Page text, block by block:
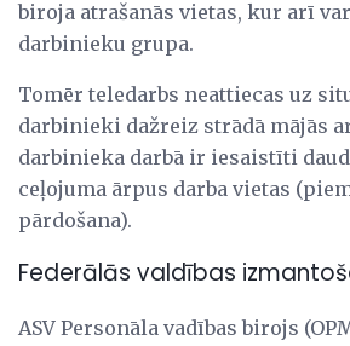
biroja atrašanās vietas, kur arī
darbinieku grupa.
Tomēr teledarbs neattiecas uz
darbinieki dažreiz strādā mājās
darbinieka darbā ir iesaistīti
ceļojuma ārpus darba vietas
pārdošana).
Federālās valdības
ASV Personāla vadības birojs